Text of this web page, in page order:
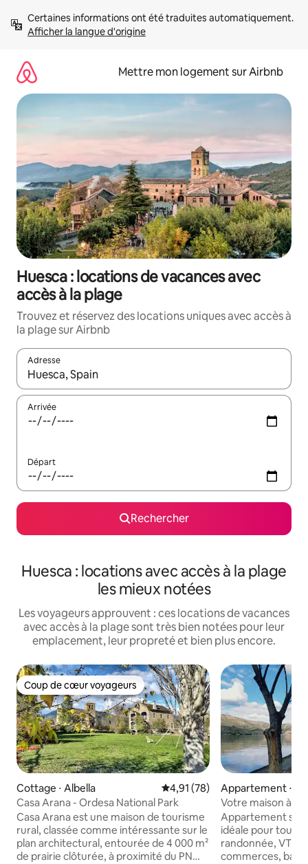
directement
Afficher la langue d'origine
Mettre mon logement sur Airbnb
Huesca : locations de vacances avec
accès à la plage
Trouvez et réservez des locations uniques avec accès à
la plage sur Airbnb
Adresse
Lorsque les résultats s'affichent, utilisez les flèches vers le
Arrivée
Départ
Rechercher
Huesca : locations avec accès à la plage
les mieux notées
Les voyageurs approuvent : ces locations de vacances
avec accès à la plage sont très bien notées pour leur
emplacement, leur propreté et bien plus encore.
Coup de cœur voyageurs
Coup de cœur voyageurs
Cottage ⋅ Albella Évaluation moyenne sur la
4,91 (78)
Casa Arana - Ordesa National Park
Casa Arana est une maison de tourisme
rural, classée comme intéressante sur le
plan architectural, entourée de 4 000 m²
de prairie clôturée, à proximité du PN
Appartement ⋅
Votre maison à
réservoir
Appartement
idéale pour toute
randonnée, VTT,
commerces,